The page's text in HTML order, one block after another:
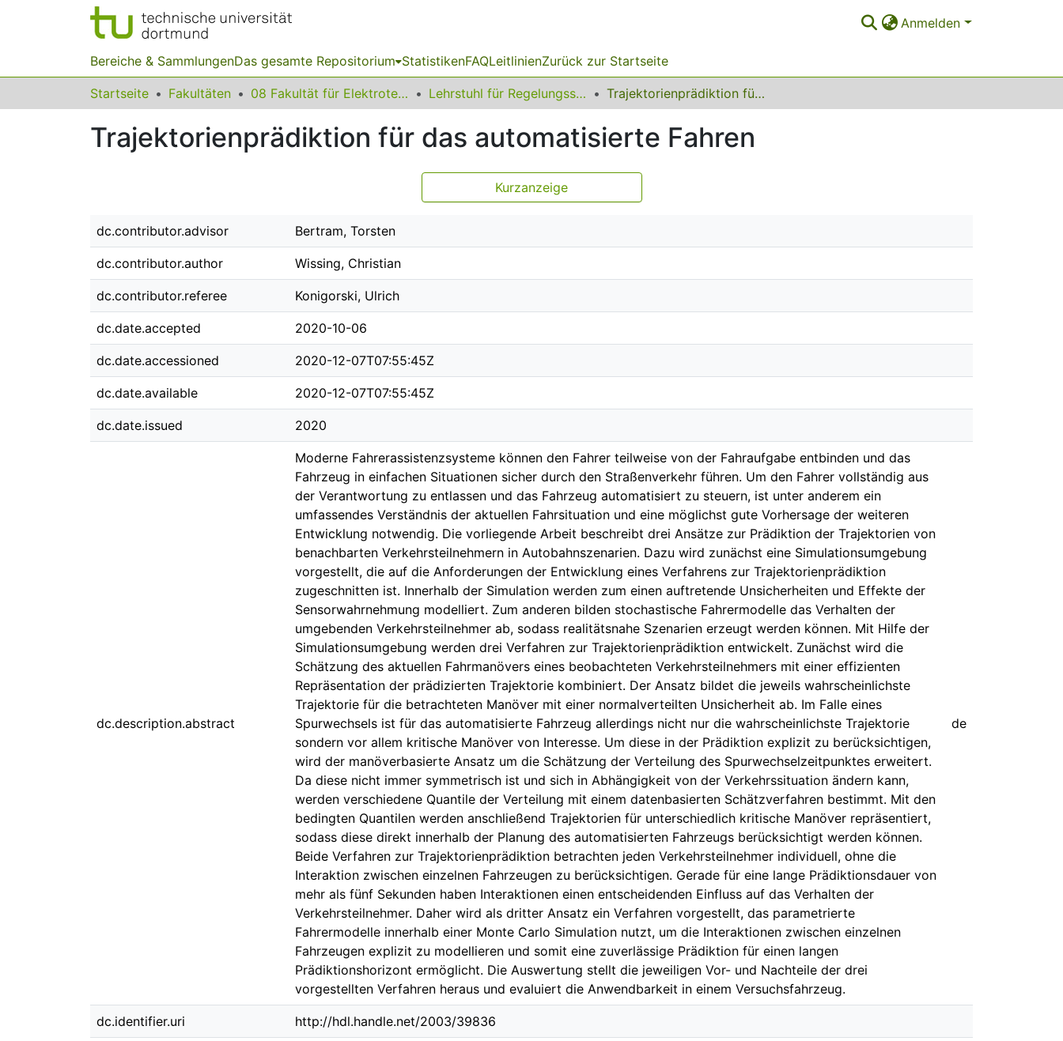
Anmelden
Bereiche & SammlungenDas gesamte Repositorium StatistikenFAQLeitlinienZurück zur Startseite
Startseite Fakultäten 08 Fakultät für Elektrotechnik und Informationstechnik Lehrstuhl für Regelungssystemtechnik Trajektorienprädiktion für das automatisierte Fahren
Trajektorienprädiktion für das automatisierte Fahren
Kurzanzeige
dc.contributor.advisor Bertram, Torsten
dc.contributor.author Wissing, Christian
dc.contributor.referee Konigorski, Ulrich
dc.date.accepted 2020-10-06
dc.date.accessioned 2020-12-07T07:55:45Z
dc.date.available 2020-12-07T07:55:45Z
dc.date.issued 2020
dc.description.abstract
Moderne Fahrerassistenzsysteme können den Fahrer teilweise von der Fahraufgabe entbinden und das
Fahrzeug in einfachen Situationen sicher durch den Straßenverkehr führen. Um den Fahrer vollständig aus
der Verantwortung zu entlassen und das Fahrzeug automatisiert zu steuern, ist unter anderem ein
umfassendes Verständnis der aktuellen Fahrsituation und eine möglichst gute Vorhersage der weiteren
Entwicklung notwendig. Die vorliegende Arbeit beschreibt drei Ansätze zur Prädiktion der Trajektorien von
benachbarten Verkehrsteilnehmern in Autobahnszenarien. Dazu wird zunächst eine Simulationsumgebung
vorgestellt, die auf die Anforderungen der Entwicklung eines Verfahrens zur Trajektorienprädiktion
zugeschnitten ist. Innerhalb der Simulation werden zum einen auftretende Unsicherheiten und Effekte der
Sensorwahrnehmung modelliert. Zum anderen bilden stochastische Fahrermodelle das Verhalten der
umgebenden Verkehrsteilnehmer ab, sodass realitätsnahe Szenarien erzeugt werden können. Mit Hilfe der
Simulationsumgebung werden drei Verfahren zur Trajektorienprädiktion entwickelt. Zunächst wird die
Schätzung des aktuellen Fahrmanövers eines beobachteten Verkehrsteilnehmers mit einer effizienten
Repräsentation der prädizierten Trajektorie kombiniert. Der Ansatz bildet die jeweils wahrscheinlichste
Trajektorie für die betrachteten Manöver mit einer normalverteilten Unsicherheit ab. Im Falle eines
Spurwechsels ist für das automatisierte Fahrzeug allerdings nicht nur die wahrscheinlichste Trajektorie
sondern vor allem kritische Manöver von Interesse. Um diese in der Prädiktion explizit zu berücksichtigen,
wird der manöverbasierte Ansatz um die Schätzung der Verteilung des Spurwechselzeitpunktes erweitert.
Da diese nicht immer symmetrisch ist und sich in Abhängigkeit von der Verkehrssituation ändern kann,
werden verschiedene Quantile der Verteilung mit einem datenbasierten Schätzverfahren bestimmt. Mit den
bedingten Quantilen werden anschließend Trajektorien für unterschiedlich kritische Manöver repräsentiert,
sodass diese direkt innerhalb der Planung des automatisierten Fahrzeugs berücksichtigt werden können.
Beide Verfahren zur Trajektorienprädiktion betrachten jeden Verkehrsteilnehmer individuell, ohne die
Interaktion zwischen einzelnen Fahrzeugen zu berücksichtigen. Gerade für eine lange Prädiktionsdauer von
mehr als fünf Sekunden haben Interaktionen einen entscheidenden Einfluss auf das Verhalten der
Verkehrsteilnehmer. Daher wird als dritter Ansatz ein Verfahren vorgestellt, das parametrierte
Fahrermodelle innerhalb einer Monte Carlo Simulation nutzt, um die Interaktionen zwischen einzelnen
Fahrzeugen explizit zu modellieren und somit eine zuverlässige Prädiktion für einen langen
Prädiktionshorizont ermöglicht. Die Auswertung stellt die jeweiligen Vor- und Nachteile der drei
vorgestellten Verfahren heraus und evaluiert die Anwendbarkeit in einem Versuchsfahrzeug.
de
dc.identifier.uri http://hdl.handle.net/2003/39836